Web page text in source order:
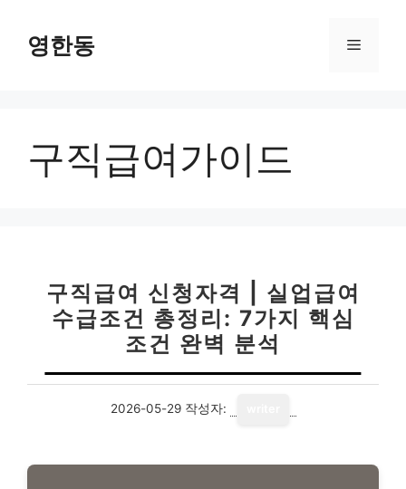
영한동 메
구직급여가이드
구직급여 신청자격 | 실업급여
수급조건 총정리: 7가지 핵심
조건 완벽 분석
2026-05-29 작성자: